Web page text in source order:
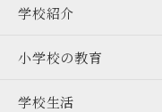
学校紹介
小学校の教育
学校生活